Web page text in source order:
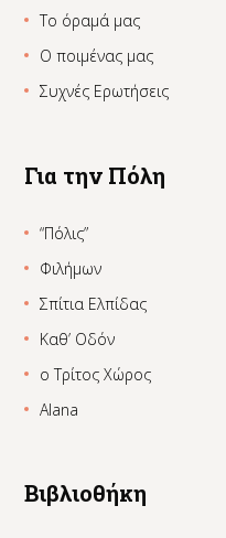
Το όραμά μας
Ο ποιμένας μας
Συχνές Ερωτήσεις
Για την Πόλη
“Πόλις”
Φιλήμων
Σπίτια Ελπίδας
Καθ’ Οδόν
ο Τρίτος Χώρος
Alana
Βιβλιοθήκη